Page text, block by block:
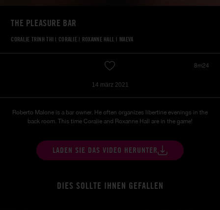
THE PLEASURE BAR
CORALIE TRINH THI | CORALIE| ROXANNE HALL | MAEVA
8m24
14 märz 2021
Roberto Malone is a bar owner. He often organizes libertine evenings in the
back room. This time Coralie and Roxanne Hall are in the game!
LADEN SIE DAS VIDEO HERUNTER
DIES SOLLTE IHNEN GEFALLEN